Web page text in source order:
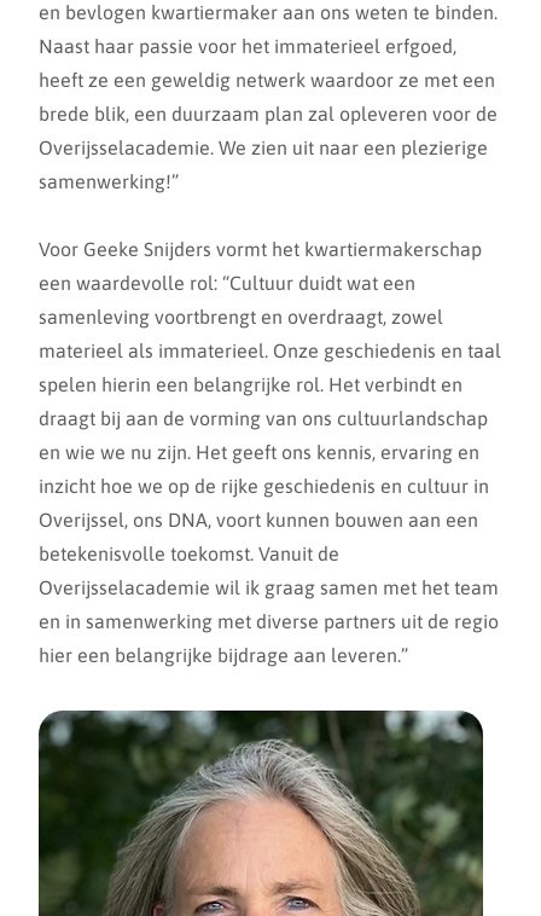
en bevlogen kwartiermaker aan ons weten te binden.
Naast haar passie voor het immaterieel erfgoed,
heeft ze een geweldig netwerk waardoor ze met een
brede blik, een duurzaam plan zal opleveren voor de
Overijsselacademie. We zien uit naar een plezierige
samenwerking!”
Voor Geeke Snijders vormt het kwartiermakerschap
een waardevolle rol: “Cultuur duidt wat een
samenleving voortbrengt en overdraagt, zowel
materieel als immaterieel. Onze geschiedenis en taal
spelen hierin een belangrijke rol. Het verbindt en
draagt bij aan de vorming van ons cultuurlandschap
en wie we nu zijn. Het geeft ons kennis, ervaring en
inzicht hoe we op de rijke geschiedenis en cultuur in
Overijssel, ons DNA, voort kunnen bouwen aan een
betekenisvolle toekomst. Vanuit de
Overijsselacademie wil ik graag samen met het team
en in samenwerking met diverse partners uit de regio
hier een belangrijke bijdrage aan leveren.”